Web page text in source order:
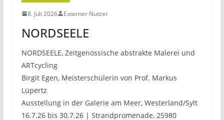
8. Juli 2026 Externer Nutzer
NORDSEELE
NORDSEELE, Zeitgenössische abstrakte Malerei und
ARTcycling
Birgit Egen, Meisterschülerin von Prof. Markus
Lüpertz
Ausstellung in der Galerie am Meer, Westerland/Sylt
16.7.26 bis 30.7.26 | Strandpromenade, 25980